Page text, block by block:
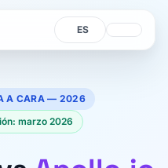
Idioma
Idioma
A CARA — 2026
marzo 2026